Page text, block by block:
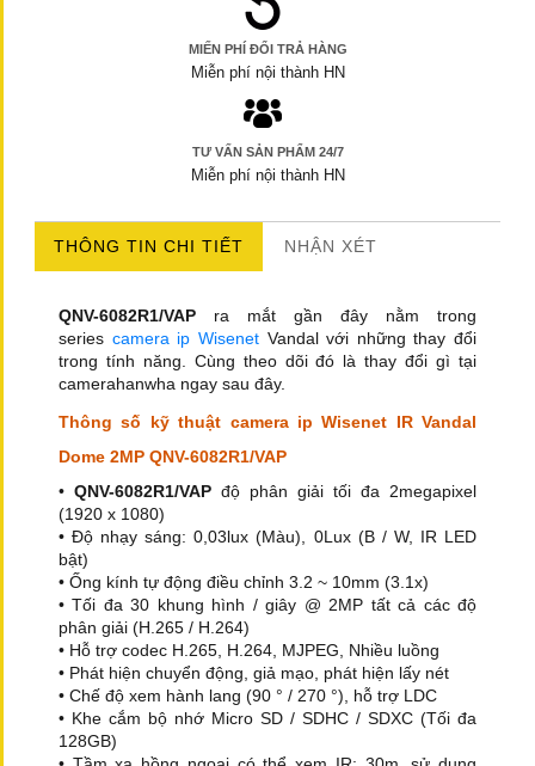
MIẾN PHÍ ĐỔI TRẢ HÀNG
Miễn phí nội thành HN
TƯ VẤN SẢN PHẨM 24/7
Miễn phí nội thành HN
THÔNG TIN CHI TIẾT NHẬN XÉT
QNV-6082R1/VAP ra mắt gần đây nằm trong
series camera ip WisenetVandal với những thay đổi
trong tính năng. Cùng theo dõi đó là thay đổi gì tại
camerahanwha ngay sau đây.
Thông số kỹ thuật camera ip Wisenet IR Vandal
Dome 2MP QNV-6082R1/VAP
• QNV-6082R1/VAP độ phân giải tối đa 2megapixel
(1920 x 1080)
• Độ nhạy sáng: 0,03lux (Màu), 0Lux (B / W, IR LED
bật)
• Ống kính tự động điều chỉnh 3.2 ~ 10mm (3.1x)
• Tối đa 30 khung hình / giây @ 2MP tất cả các độ
phân giải (H.265 / H.264)
• Hỗ trợ codec H.265, H.264, MJPEG, Nhiều luồng
• Phát hiện chuyển động, giả mạo, phát hiện lấy nét
• Chế độ xem hành lang (90 ° / 270 °), hỗ trợ LDC
• Khe cắm bộ nhớ Micro SD / SDHC / SDXC (Tối đa
128GB)